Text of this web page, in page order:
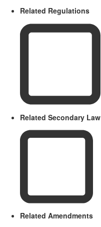
Related Regulations
Related Secondary Law
Related Amendments